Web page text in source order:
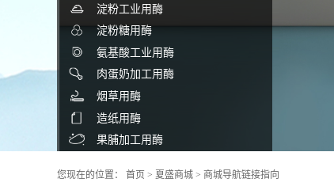
淀粉工业用酶
淀粉糖用酶
氨基酸工业用酶
肉蛋奶加工用酶
烟草用酶
造纸用酶
果脯加工用酶
您现在的位置： 首页 > 夏盛商城 > 商城导航链接指向